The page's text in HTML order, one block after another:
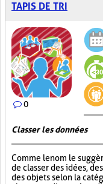
TAPIS DE TRI
0
Classer les données
Comme le nom le
de classer des idées,
des objets selon la